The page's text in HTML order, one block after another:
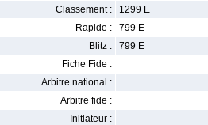
Classement :
1299 E
Rapide :
799 E
Blitz :
799 E
Fiche Fide :
Arbitre national :
Arbitre fide :
Initiateur :